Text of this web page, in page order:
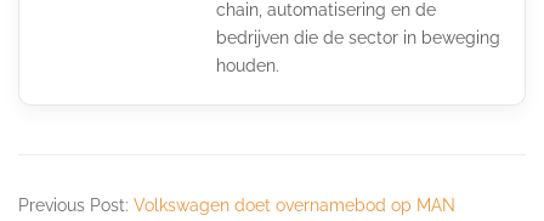
chain, automatisering en de
bedrijven die de sector in beweging
houden.
Previous Post: Volkswagen doet overnamebod op MAN